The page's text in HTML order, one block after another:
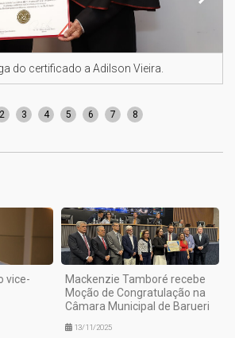
do certificado a Adilson Vieira.
2 3 4 5 6 7 8
vice-
Mackenzie Tamboré recebe
Moção de Congratulação na
Câmara Municipal de Barueri
13/11/2025